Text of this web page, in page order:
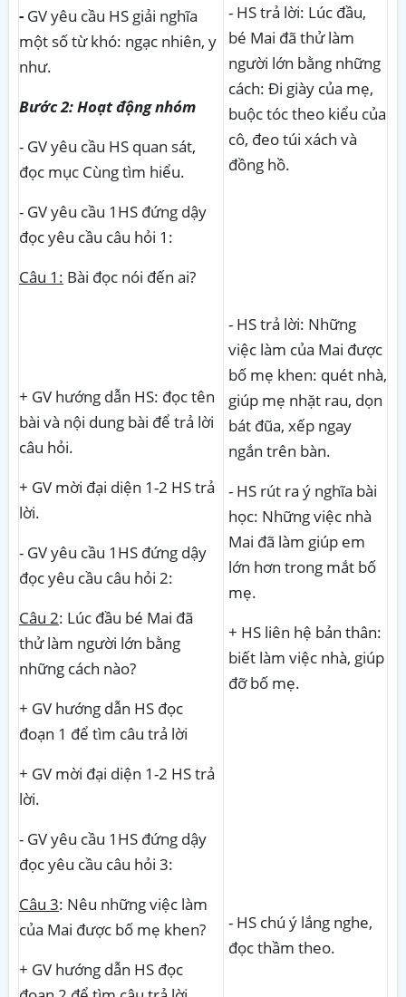
- GV yêu cầu HS giải nghĩa
một số từ khó: ngạc nhiên, y
như.
Bước 2: Hoạt động nhóm
- GV yêu cầu HS quan sát,
đọc mục Cùng tìm hiểu.
- GV yêu cầu 1HS đứng dậy
đọc yêu cầu câu hỏi 1:
Câu 1: Bài đọc nói đến ai?
+ GV hướng dẫn HS: đọc tên
bài và nội dung bài để trả lời
câu hỏi.
+ GV mời đại diện 1-2 HS trả
lời.
- GV yêu cầu 1HS đứng dậy
đọc yêu cầu câu hỏi 2:
Câu 2: Lúc đầu bé Mai đã
thử làm người lớn bằng
những cách nào?
+ GV hướng dẫn HS đọc
đoạn 1 để tìm câu trả lời
+ GV mời đại diện 1-2 HS trả
lời.
- GV yêu cầu 1HS đứng dậy
đọc yêu cầu câu hỏi 3:
Câu 3: Nêu những việc làm
của Mai được bố mẹ khen?
+ GV hướng dẫn HS đọc
- HS trả lời: Lúc đầu,
bé Mai đã thử làm
người lớn bằng những
cách: Đi giày của mẹ,
buộc tóc theo kiểu của
cô, đeo túi xách và
đồng hồ.
- HS trả lời: Những
việc làm của Mai được
bố mẹ khen: quét nhà,
giúp mẹ nhặt rau, dọn
bát đũa, xếp ngay
ngắn trên bàn.
- HS rút ra ý nghĩa bài
học: Những việc nhà
Mai đã làm giúp em
lớn hơn trong mắt bố
mẹ.
+ HS liên hệ bản thân:
biết làm việc nhà, giúp
đỡ bố mẹ.
- HS chú ý lắng nghe,
đọc thầm theo.